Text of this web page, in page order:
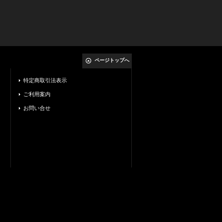
ページトップへ
特定商取引法表示
ご利用案内
お問い合せ